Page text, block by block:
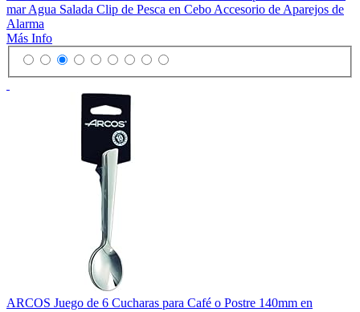
mar Agua Salada Clip de Pesca en Cebo Accesorio de Aparejos de
Alarma
Más Info
ARCOS Juego de 6 Cucharas para Café o Postre 140mm en